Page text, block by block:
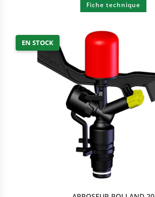
Fiche technique
EN STOCK